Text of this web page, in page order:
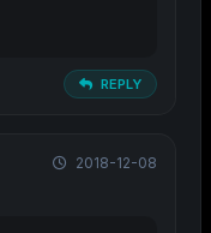
REPLY
2018-12-08